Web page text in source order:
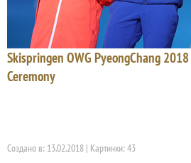
Skispringen OWG PyeongChang
Ceremony
Создано в: 13.02.2018 | Картинки: 43